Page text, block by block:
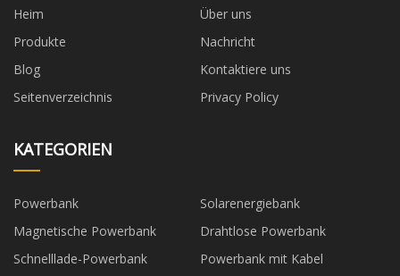
Heim
Über uns
Produkte
Nachricht
Blog
Kontaktiere uns
Seitenverzeichnis
Privacy Policy
KATEGORIEN
Powerbank
Solarenergiebank
Magnetische Powerbank
Drahtlose Powerbank
Schnelllade-Powerbank
Powerbank mit Kabel